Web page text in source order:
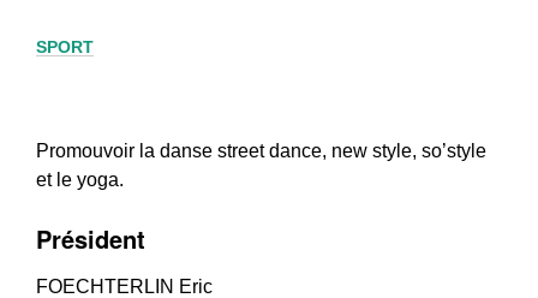
SPORT
Promouvoir la danse street dance, new style, so’style
et le yoga.
Président
FOECHTERLIN Eric